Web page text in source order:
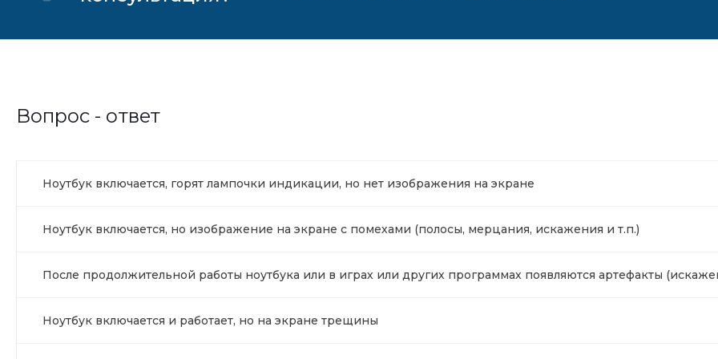
Вопрос - ответ
Ноутбук включается, горят лампочки индикации, но нет изображения на экране
Ноутбук включается, но изображение на экране с помехами (полосы, мерцания, искажения и т.п.)
После продолжительной работы ноутбука или в играх или других программах появляются артефакты
Ноутбук включается и работает, но на экране трещины